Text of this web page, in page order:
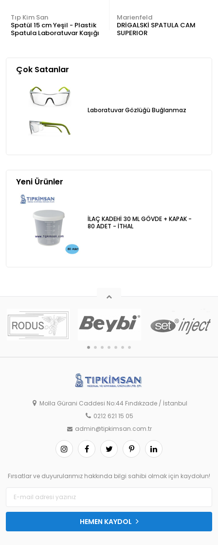
Tıp Kim San
Spatül 15 cm Yeşil - Plastik
Spatula Laboratuvar Kaşığı
Marienfeld
DRİGALSKİ SPATULA CAM
SUPERIOR
Çok Satanlar
Laboratuvar Gözlüğü Buğlanmaz
Yeni Ürünler
İLAÇ KADEHİ 30 ML GÖVDE + KAPAK -
80 ADET - İTHAL
Molla Gürani Caddesi No:44 Fındıkzade / İstanbul
0212 621 15 05
admin@tipkimsan.com.tr
Fırsatlar ve duyurularımız hakkında bilgi sahibi olmak için kaydolun!
HEMEN KAYDOL